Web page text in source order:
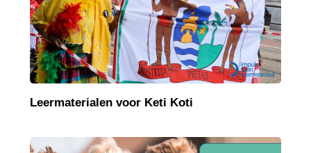
Leermaterialen voor Keti Koti